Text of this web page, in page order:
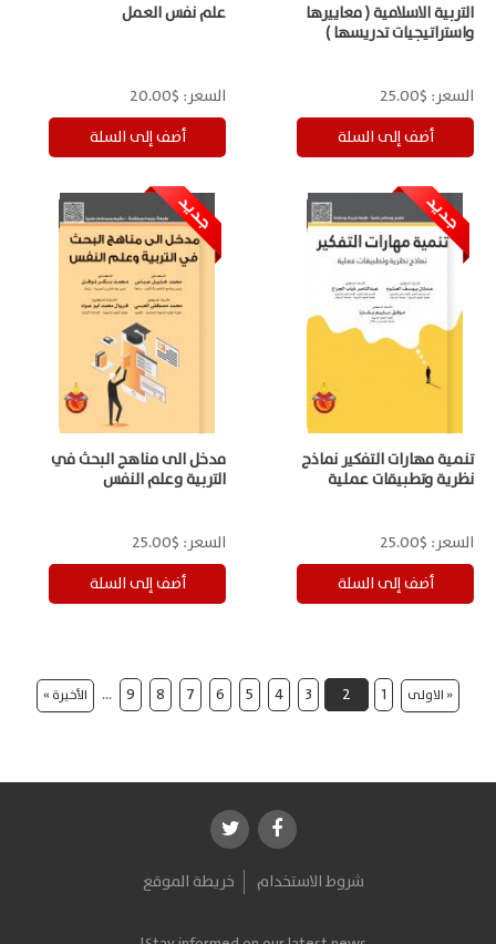
التربية الاسلامية ( معاييرها
واستراتيجيات تدريسها )
السعر: $25.00
علم نفس العمل
السعر: $20.00
تنمية مهارات التفكير نماذج
نظرية وتطبيقات عملية
السعر: $25.00
مدخل الى مناهج البحث في
التربية وعلم النفس
السعر: $25.00
« الاولى 1
2
3
4
5
6
7
8
9
… الأخيرة »
شروط الاستخدام خريطة الموقع